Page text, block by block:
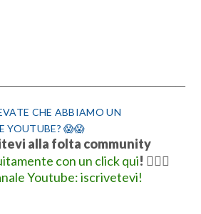
CHE ABBIAMO UN
YOUTUBE? 😱😱
alla folta community
con un click qui! 👍🏻💋
Youtube: iscrivetevi!